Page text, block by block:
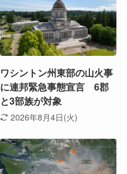
ワシントン州東部の山火事
に連邦緊急事態宣言 6郡
と3部族が対象
2026年8月4日(火)